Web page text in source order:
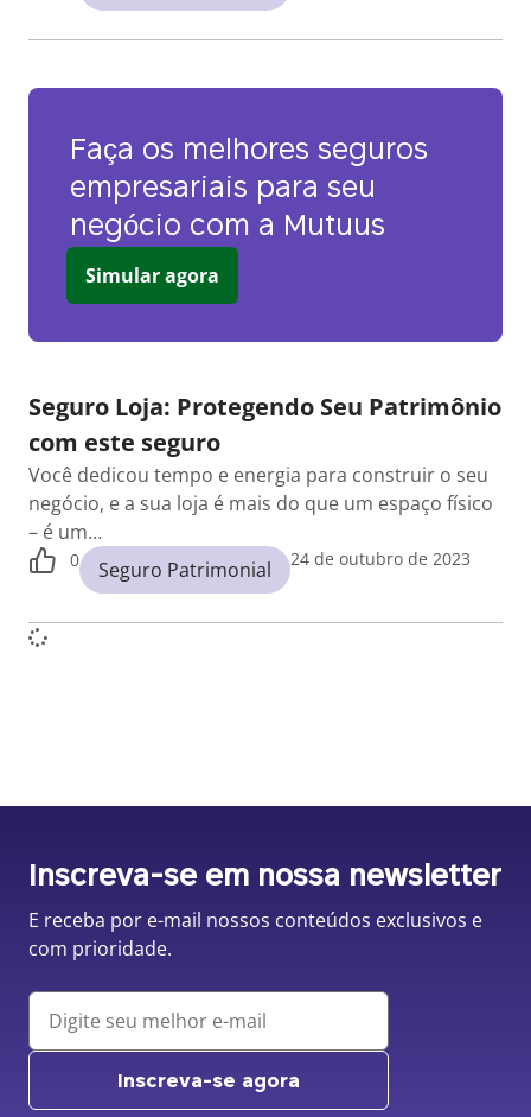
Faça os melhores seguros
empresariais para seu
negócio com a Mutuus
Simular agora
Seguro Loja: Protegendo Seu Patrimônio
com este seguro
Você dedicou tempo e energia para construir o seu
negócio, e a sua loja é mais do que um espaço físico
– é um…
0 Seguro Patrimonial 24 de outubro de 2023
Inscreva-se em nossa newsletter
E receba por e-mail nossos conteúdos exclusivos e
com prioridade.
Inscreva-se agora